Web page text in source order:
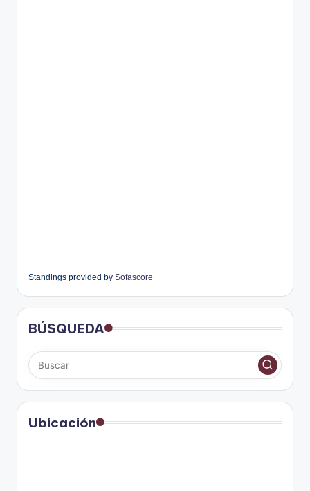
Standings provided by Sofascore
BÚSQUEDA
Ubicación